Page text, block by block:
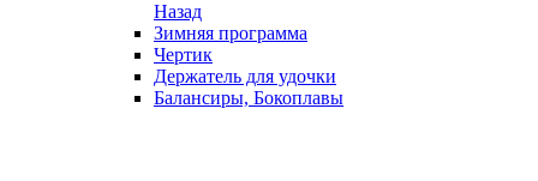
Назад
Зимняя программа
Чертик
Держатель для удочки
Балансиры, Бокоплавы